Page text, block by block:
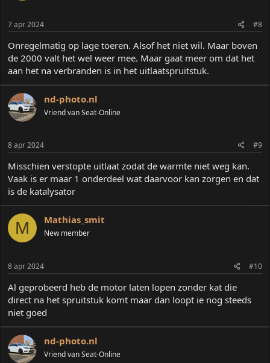
7 apr 2024 #8
Onregelmatig op lage toeren. Alsof het niet wil. Maar boven
de 2000 valt het wel weer mee. Maar gaat meer om dat het
aan het na verbranden is in het uitlaatspruitstuk.
nd-photo.nl
Vriend van Seat-Online
8 apr 2024 #9
Misschien verstopte uitlaat zodat de warmte niet weg kan.
Vaak is er maar 1 onderdeel wat daarvoor kan zorgen en dat
is de katalysator
M Mathias_smit
New member
8 apr 2024 #10
Al geprobeerd heb de motor laten lopen zonder kat die
direct na het spruitstuk komt maar dan loopt ie nog steeds
niet goed
nd-photo.nl
Vriend van Seat-Online